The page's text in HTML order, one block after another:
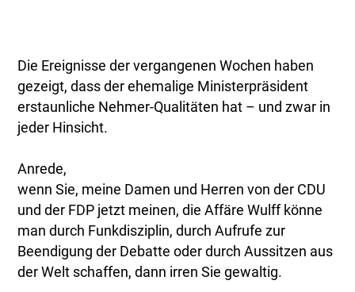
Die Ereignisse der vergangenen Wochen haben
gezeigt, dass der ehemalige Ministerpräsident
erstaunliche Nehmer-Qualitäten hat – und zwar in
jeder Hinsicht.
Anrede,
wenn Sie, meine Damen und Herren von der CDU
und der FDP jetzt meinen, die Affäre Wulff könne
man durch Funkdisziplin, durch Aufrufe zur
Beendigung der Debatte oder durch Aussitzen aus
der Welt schaffen, dann irren Sie gewaltig.